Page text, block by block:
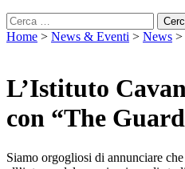
Ricerca
per:
Home > News & Eventi > News >
L’Istituto
con “The
Siamo orgogliosi di annunciare